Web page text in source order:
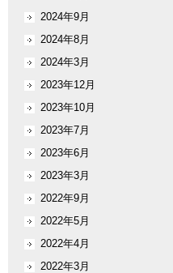
2024年9月
2024年8月
2024年3月
2023年12月
2023年10月
2023年7月
2023年6月
2023年3月
2022年9月
2022年5月
2022年4月
2022年3月